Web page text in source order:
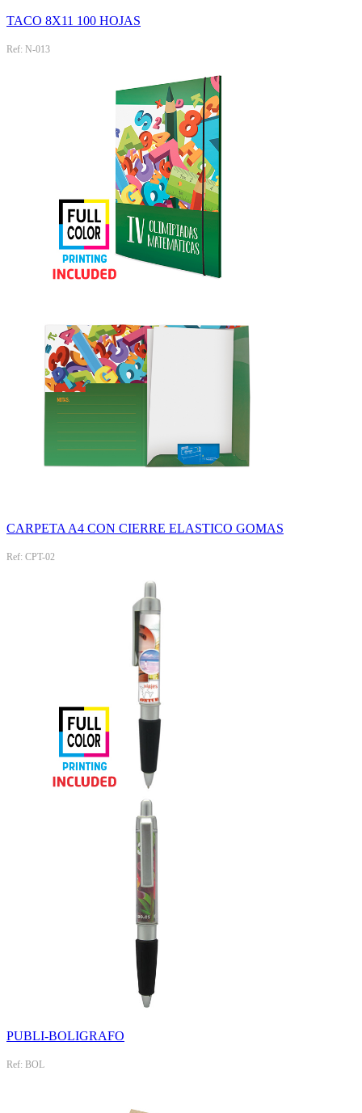
TACO 8X11 100 HOJAS
Ref: N-013
CARPETA A4 CON CIERRE ELASTICO GOMAS
Ref: CPT-02
PUBLI-BOLIGRAFO
Ref: BOL